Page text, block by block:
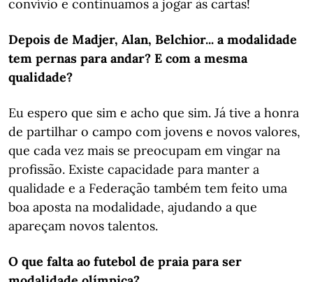
convívio e continuamos a jogar às cartas!
Depois de Madjer, Alan, Belchior... a modalidade
tem pernas para andar? E com a mesma
qualidade?
Eu espero que sim e acho que sim. Já tive a honra
de partilhar o campo com jovens e novos valores,
que cada vez mais se preocupam em vingar na
profissão. Existe capacidade para manter a
qualidade e a Federação também tem feito uma
boa aposta na modalidade, ajudando a que
apareçam novos talentos.
O que falta ao futebol de praia para ser